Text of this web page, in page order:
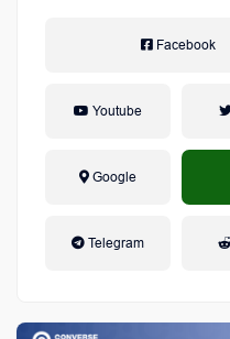
Facebook
Youtube
Google
Telegram